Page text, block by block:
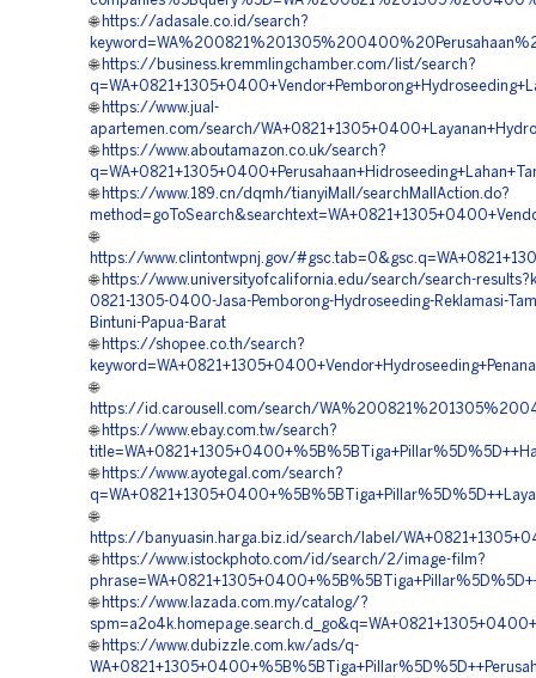
🌐 https://adasale.co.id/search?
🌐 https://business.kremmlingchamber.com/list/search?
🌐 https://www.jual-
apartemen.com/search/
🌐 https://www.aboutamazon.co.uk/search?
🌐 https://www.189.cn/dqmh/tianyiMall/searchMallAction.do?
🌐
https://www.clintontwpnj.gov/
🌐 https://www.universityofcalifornia.edu/search/search-
0821-1305-0400-Jasa-Pemborong-Hydroseeding-Reklamasi-
Bintuni-Papua-Barat
🌐 https://shopee.co.th/search?
🌐
https://id.carousell.com/search/
🌐 https://www.ebay.com.tw/search?
🌐 https://www.ayotegal.com/search?
🌐
https://banyuasin.harga.biz.id/search/label/
🌐 https://www.istockphoto.com/id/search/2/image-film?
🌐 https://www.lazada.com.my/catalog/?
🌐 https://www.dubizzle.com.kw/ads/q-